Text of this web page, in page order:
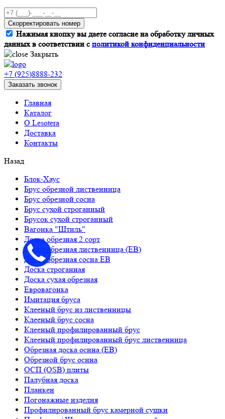
Скорректировать номер
Нажимая кнопку вы даете согласие на обработку личных
данных в соответствии сполитикой конфиденциальности
Закрыть
+7 (925)8888-232
Заказать звонок
Главная
Каталог
О Lesotera
Доставка
Контакты
Назад
Блок-Хаус
Брус обрезной лиственница
Брус обрезной сосна
Брус сухой строганный
Брусок сухой строганный
Вагонка "Штиль"
Доска обрезная 2 сорт
Доска обрезная лиственница (ЕВ)
Доска обрезная сосна ЕВ
Доска строганная
Доска сухая обрезная
Евровагонка
Имитация бруса
Клееный брус из лиственницы
Клееный брус сосна
Клееный профилированный брус
Клееный профилированный брус лиственница
Обрезная доска осина (ЕВ)
Обрезной брус осина
ОСП (OSB) плиты
Палубная доска
Планкен
Погонажные изделия
Профилированный брус камерной сушки